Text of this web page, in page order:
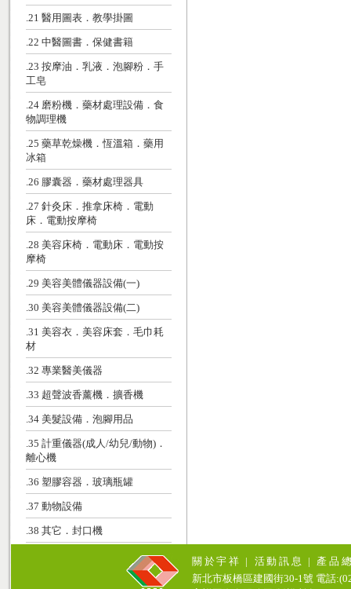
.21 醫用圖表．教學掛圖
.22 中醫圖書．保健書籍
.23 按摩油．乳液．泡腳粉．手
工皂
.24 磨粉機．藥材處理設備．食
物調理機
.25 藥草乾燥機．恆溫箱．藥用
冰箱
.26 膠囊器．藥材處理器具
.27 針灸床．推拿床椅．電動
床．電動按摩椅
.28 美容床椅．電動床．電動按
摩椅
.29 美容美體儀器設備(一)
.30 美容美體儀器設備(二)
.31 美容衣．美容床套．毛巾耗
材
.32 專業醫美儀器
.33 超聲波香薰機．擴香機
.34 美髮設備．泡腳用品
.35 計重儀器(成人/幼兒/動物)．
離心機
.36 塑膠容器．玻璃瓶罐
.37 動物設備
.38 其它．封口機
關於宇祥 | 活動訊息 | 產品
新北市板橋區建國街30-1號 電話